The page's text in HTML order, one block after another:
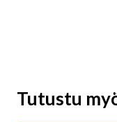
Tutustu